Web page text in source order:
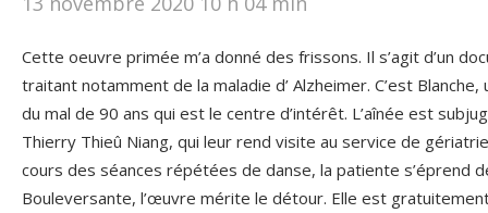
Cette oeuvre primée m’a donné des frissons. Il s’agit d’un
traitant notamment de la maladie d’ Alzheimer. C’est
du mal de 90 ans qui est le centre d’intérêt. L’aînée est
Thierry Thieû Niang, qui leur rend visite au service de
cours des séances répétées de danse, la patiente s’éprend
Bouleversante, l’œuvre mérite le détour. Elle est